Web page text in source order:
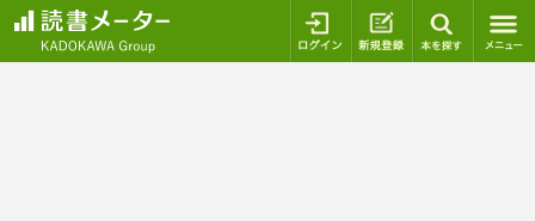
ログイン 新規登録